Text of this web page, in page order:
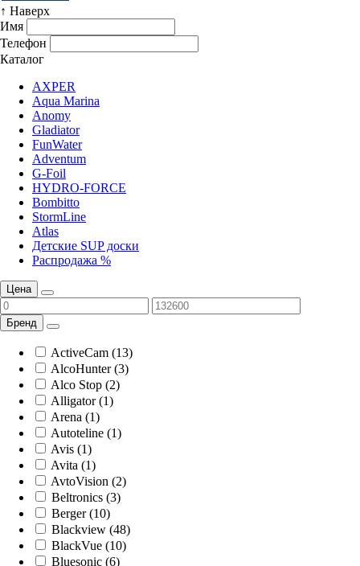
↑ Наверх
Имя
Телефон
Каталог
AXPER
Aqua Marina
Anomy
Gladiator
FunWater
Adventum
G-Foil
HYDRO-FORCE
Bombitto
StormLine
Atlas
Детские SUP доски
Распродажа %
Цена
Бренд
ActiveCam (13)
AlcoHunter (3)
Alco Stop (2)
Alligator (1)
Arena (1)
Autoteline (1)
Avis (1)
Avita (1)
AvtoVision (2)
Beltronics (3)
Berger (10)
Blackview (48)
BlackVue (10)
Bluesonic (6)